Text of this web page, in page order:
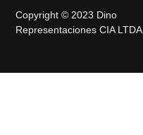
Copyright © 2023 Dino
Representaciones CIA LTDA.